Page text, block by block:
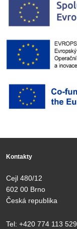
Kontakty
Cejl 480/12
602 00 Brno
Česká republika
Tel: +420 774 113 529